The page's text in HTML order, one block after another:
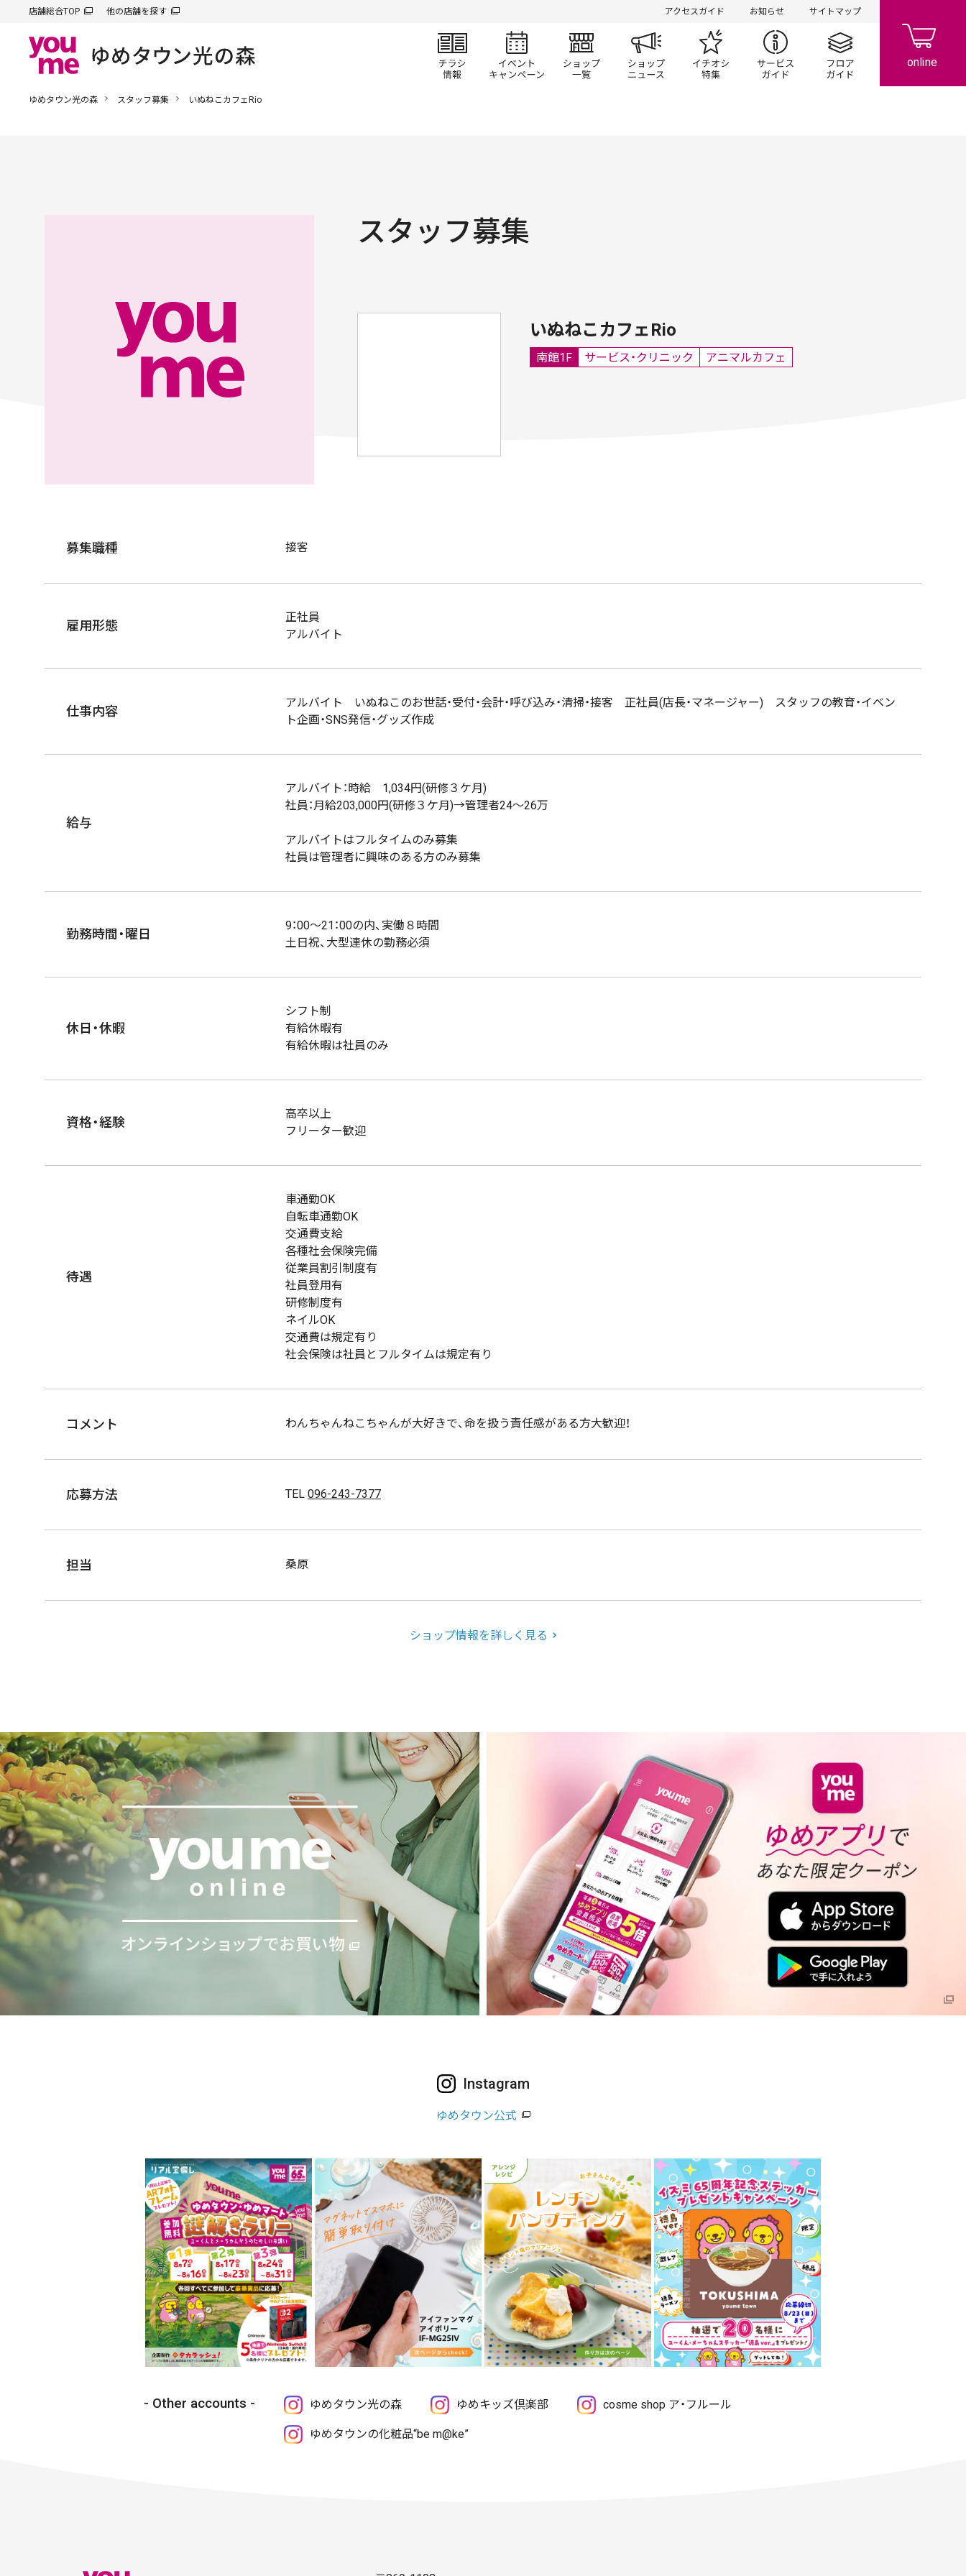
店舗総合TOP 他の店舗を探す アクセスガイド お知らせ サイトマップ
チラシ情報 イベント/キャンペーン
ショップ一覧 ショップニュースイチオシ特集 サービスガイドフロアガイド
ゆめタウン光の森 スタッフ募集 いぬねこカフェRio
スタッフ募集
いぬねこカフェRio
南館1F サービス・クリニック アニマルカフェ
募集職種 接客
雇用形態
正社員
アルバイト
仕事内容
アルバイト いぬねこのお世話・受付・会計・呼び込み・清掃・接客 正社員(店長・マネージャー) スタッフの教育・イベン
ト企画・SNS発信・グッズ作成
給与
アルバイト：時給 1,034円(研修３ケ月)
社員：月給203,000円(研修３ケ月)→管理者24～26万
アルバイトはフルタイムのみ募集
社員は管理者に興味のある方のみ募集
勤務時間・曜日
9：00～21：00の内、実働８時間
土日祝、大型連休の勤務必須
休日・休暇
シフト制
有給休暇有
有給休暇は社員のみ
資格・経験
高卒以上
フリーター歓迎
待遇
車通勤OK
自転車通勤OK
交通費支給
各種社会保険完備
従業員割引制度有
社員登用有
研修制度有
ネイルOK
交通費は規定有り
社会保険は社員とフルタイムは規定有り
コメント わんちゃんねこちゃんが大好きで、命を扱う責任感がある方大歓迎！
応募方法 TEL 096-243-7377
担当 桑原
ショップ情報を詳しく見る
Instagram
ゆめタウン公式
Other accounts ゆめタウン光の森 ゆめキッズ倶楽部 cosme shop ア・フルール
ゆめタウンの化粧品“be m@ke”